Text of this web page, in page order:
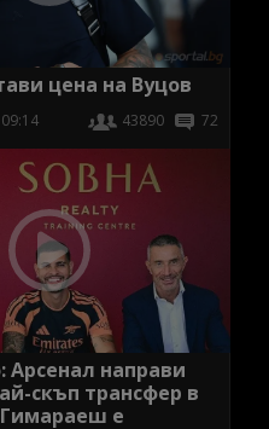
цена на Вуцов
43890 72
направи
скъп трансфер в
е